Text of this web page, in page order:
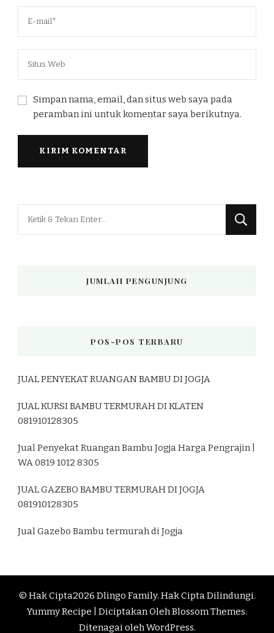
Simpan nama, email, dan situs web saya pada
peramban ini untuk komentar saya berikutnya.
JUMLAH PENGUNJUNG
POS-POS TERBARU
JUAL PENYEKAT RUANGAN BAMBU DI JOGJA
JUAL KURSI BAMBU TERMURAH DI KLATEN
081910128305
Jual Penyekat Ruangan Bambu Jogja Harga Pengrajin |
WA 0819 1012 8305
JUAL GAZEBO BAMBU TERMURAH DI JOGJA
081910128305
Jual Gazebo Bambu termurah di Jogja
© Hak Cipta2026 Dlingo Family. Hak Cipta Dilindungi.
Yummy Recipe | Diciptakan OlehBlossom Themes.
Ditenagai olehWordPress.